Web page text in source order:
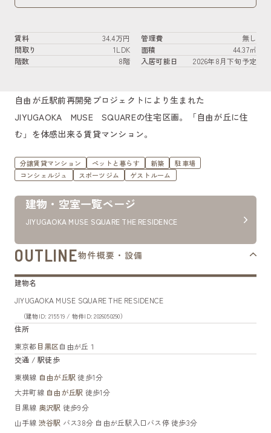
賃料 34.4万円 管理費
無し
間取り
1LDK 面積
44.37㎡
階数
8階 入居可能日 2026年8月下旬予定
自由が丘駅前再開発プロジェクトにより生まれた
JIYUGAOKA MUSE SQUAREの住宅区画。「自由が丘に住
む」を体感出来る賃貸マンション。
分譲賃貸マンション ペットと暮らす 新築
駐車場
コンシェルジュ
スポーツジム ゲストルーム
建物・空室一覧ページ
JIYUGAOKA MUSE SQUARE THE RESIDENCE
OUTLINE物件概要・設備
建物名
JIYUGAOKA MUSE SQUARE THE RESIDENCE
（建物ID: 215519 / 物件ID: 2026050290）
住所
東京都 目黒区自由が丘１
交通 / 駅徒歩
東横線 自由が丘駅 徒歩1分
大井町線 自由が丘駅 徒歩1分
目黒線 奥沢駅 徒歩9分
山手線 渋谷駅 バス38分 自由が丘駅入口バス停 徒歩3分